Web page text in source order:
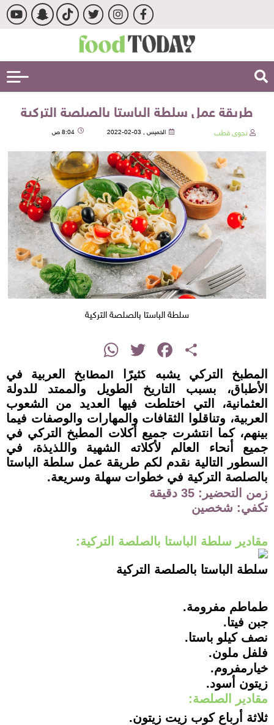
طريقة عمل سلطة الباستا بالصلصة التركية
نجوى قطب الخميس , 03-02-2022 8:04 ص
سلطة الباستا بالصلصة التركية
Share
Facebook
Twitter
WhatsApp
المطبخ التركي يشبه كثيرًا المطابخ العربية في
الأطباق، بسبب التاريخ الطويل والممتد للدولة
العثمانية، التي اختلطت فيها العديد من الشعوب
العربية، وتناقلوا الثقافات والمهارات والوصفات فيما
بينهم، كما انتشرت جميع أكلات المطبخ التركي في
جميع أنحاء العالم لأكلاته الشهية واللذيذة، في
السطور التالية نقدم لكم طريقة عمل سلطة الباستا
بالصلصة التركية في خطوات سهلة وسريعة.
زمن التحضير: 35 دقيقة
تكفي: شخصين
مقادير سلطة الباستا بالصلصة التركية:
سلطة الباستا بالصلصة التركية
طماطم مفرومة.
جبن فيتا.
نصف كيلو باستا.
فلفل ملون.
خيارمفروم.
زيتون أسود.
مقادير الصلصة:
ثلاثة أرباع كوب زيت زيتون.